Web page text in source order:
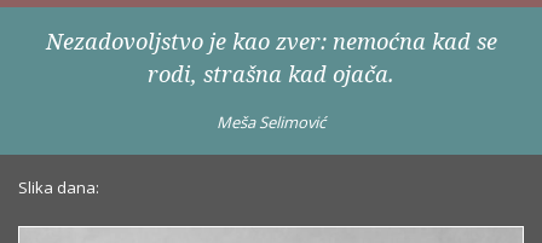
Nezadovoljstvo je kao zver: nemoćna kad se
rodi, strašna kad ojača.
Meša Selimović
Slika dana: